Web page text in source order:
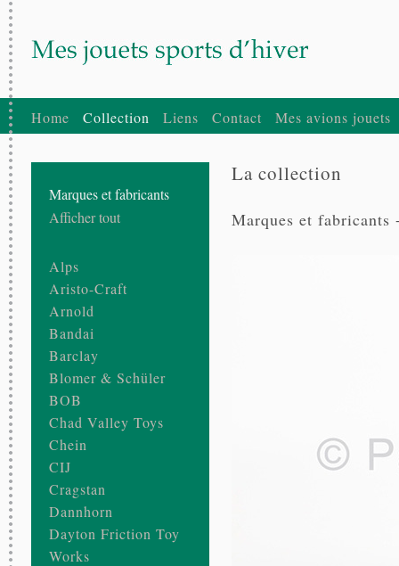
Home Collection Liens Contact Mes avions jouets
Marques et fabricants
Afficher tout
Alps
Aristo-Craft
Arnold
Bandai
Barclay
Blomer & Schüler
BOB
Chad Valley Toys
Chein
CIJ
Cragstan
Dannhorn
Dayton Friction Toy
Works
La collection
Marques et fabricants